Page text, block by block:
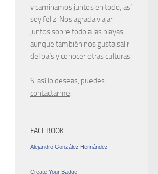
y caminamos juntos en todo; así
soy feliz. Nos agrada viajar
juntos sobre todo a las playas
aunque también nos gusta salir
del país y conocer otras culturas.
Si así lo deseas, puedes
contactarme.
FACEBOOK
Alejandro González Hernández
Create Your Badge